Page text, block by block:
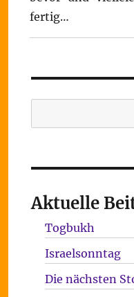
fertig…
Aktuelle
Togbukh
Israelsonntag
Die nächsten